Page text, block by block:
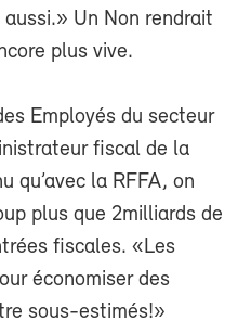
Un Non rendrait
plus vive.
Employés du secteur
fiscal de la
qu’avec la RFFA, on
plus que 2milliards de
fiscales. «Les
économiser des
sous-estimés!»